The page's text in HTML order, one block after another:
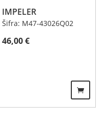
IMPELER
Šifra: M47-43026Q02
46,00€